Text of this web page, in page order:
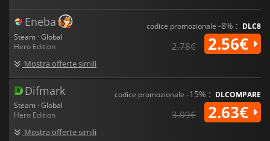
Eneba
Steam · Global
Hero Edition
Mostra offerte simili
codice promozionale -8% : DLC8
2.78€ 2.56€
Difmark
Steam · Global
Hero Edition
Mostra offerte simili
codice promozionale -15% : DLCOMPARE
3.09€ 2.63€